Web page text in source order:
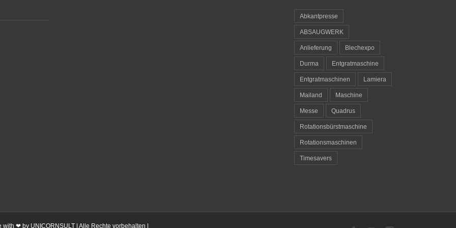
Abkantpresse
ABSAUGWERK
Anlieferung Blechexpo
Durma Entgratmaschine
Entgratmaschinen Lamiera
Mailand Maschine
Messe Quadrus
Rotationsbürstmaschine
Rotationsmaschinen
Timesavers
with ❤ by UNICORNSULT | Alle Rechte vorbehalten |